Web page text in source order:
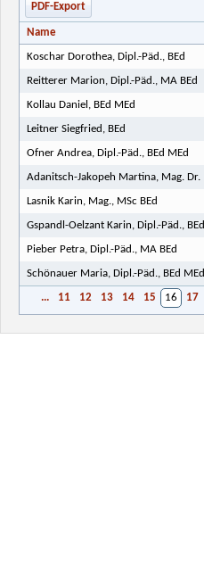
PDF-Export
Name
Koschar Dorothea, Dipl.-Päd., BEd
Reitterer Marion, Dipl.-Päd., MA BEd
Kollau Daniel, BEd MEd
Leitner Siegfried, BEd
Ofner Andrea, Dipl.-Päd., BEd MEd
Adanitsch-Jakopeh Martina, Mag. Dr.
Lasnik Karin, Mag., MSc BEd
Gspandl-Oelzant Karin, Dipl.-Päd., BEd
Pieber Petra, Dipl.-Päd., MA BEd
Schönauer Maria, Dipl.-Päd., BEd MEd
... 11 12 13 14 15 16 17